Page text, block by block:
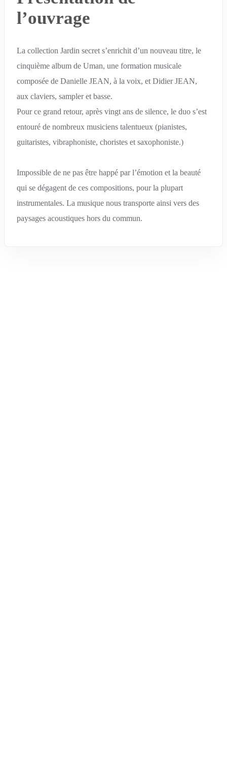
l’ouvrage
La collection Jardin secret s’enrichit d’un nouveau titre, le
cinquième album de Uman, une formation musicale
composée de Danielle JEAN, à la voix, et Didier JEAN,
aux claviers, sampler et basse.
Pour ce grand retour, après vingt ans de silence, le duo s’est
entouré de nombreux musiciens talentueux (pianistes,
guitaristes, vibraphoniste, choristes et saxophoniste.)
Impossible de ne pas être happé par l’émotion et la beauté
qui se dégagent de ces compositions, pour la plupart
instrumentales. La musique nous transporte ainsi vers des
paysages acoustiques hors du commun.